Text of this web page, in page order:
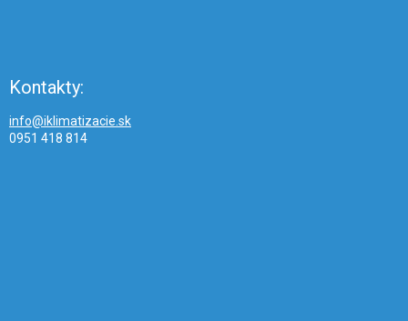
Kontakty:
info@iklimatizacie.sk
0951 418 814